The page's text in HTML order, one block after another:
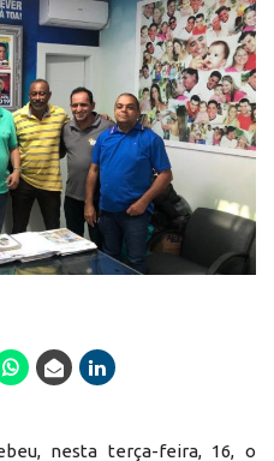
nesta terça-feira, 16, o